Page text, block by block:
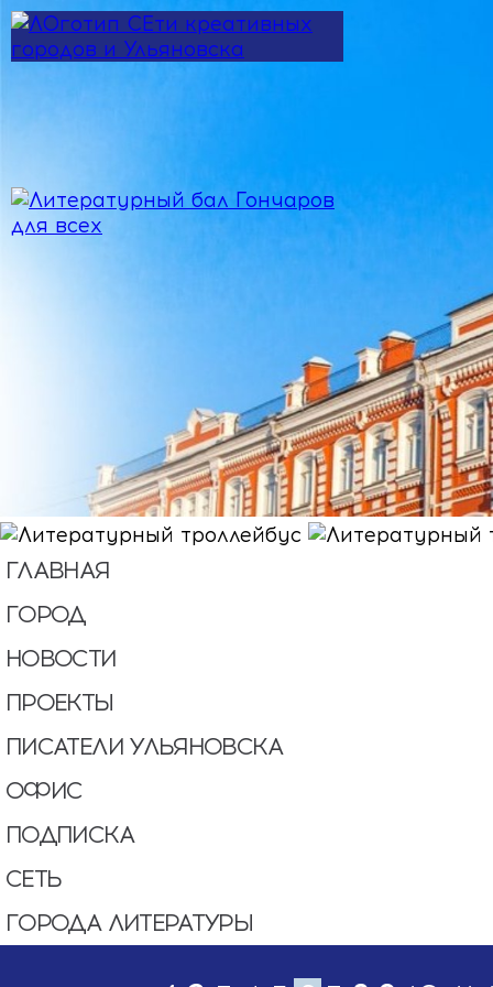
Перейти к основному содержанию
ГЛАВНАЯ
ГОРОД
НОВОСТИ
ПРОЕКТЫ
ПИСАТЕЛИ УЛЬЯНОВСКА
ОФИС
ПОДПИСКА
СЕТЬ
ГОРОДА ЛИТЕРАТУРЫ